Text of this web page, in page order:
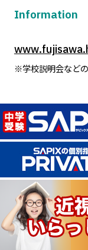
Information
※学校説明会など